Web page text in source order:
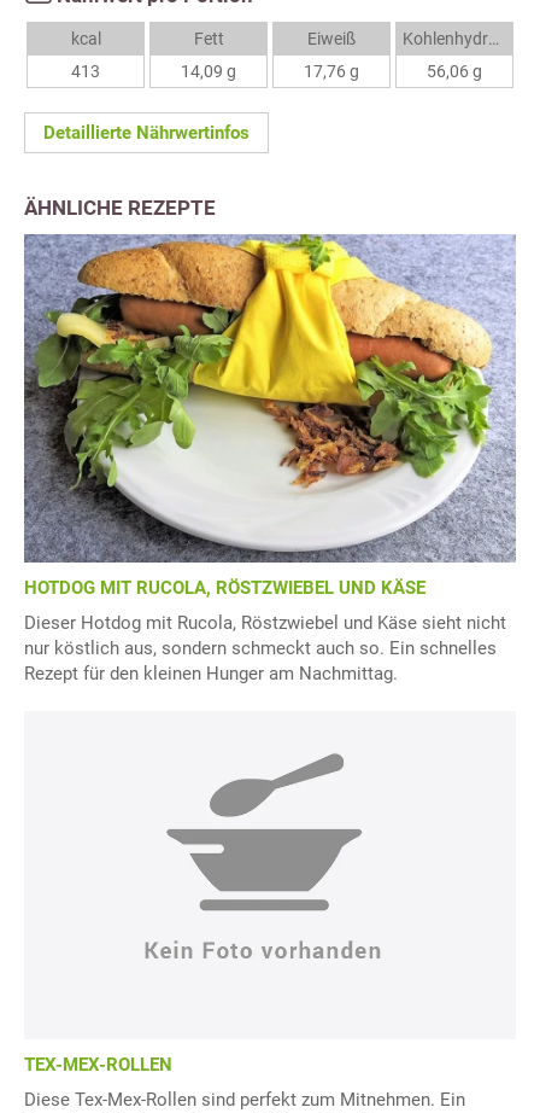
kcal
413
Fett
14,09 g
Eiweiß
17,76 g
Kohlenhydrate
56,06 g
Detaillierte Nährwertinfos
ÄHNLICHE REZEPTE
HOTDOG MIT RUCOLA, RÖSTZWIEBEL UND KÄSE
Dieser Hotdog mit Rucola, Röstzwiebel und Käse sieht nicht
nur köstlich aus, sondern schmeckt auch so. Ein schnelles
Rezept für den kleinen Hunger am Nachmittag.
TEX-MEX-ROLLEN
Diese Tex-Mex-Rollen sind perfekt zum Mitnehmen. Ein